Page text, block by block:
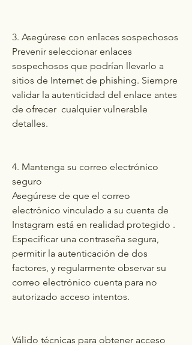
3. Asegúrese con enlaces sospechosos
Prevenir seleccionar enlaces
sospechosos que podrían llevarlo a
sitios de Internet de phishing. Siempre
validar la autenticidad del enlace antes
de ofrecer  cualquier vulnerable
detalles.
4. Mantenga su correo electrónico
seguro
Asegúrese de que el correo
electrónico vinculado a su cuenta de
Instagram está en realidad protegido .
Especificar una contraseña segura,
permitir la autenticación de dos
factores, y regularmente observar su
correo electrónico cuenta para no
autorizado acceso intentos.
Válido técnicas para obtener acceso